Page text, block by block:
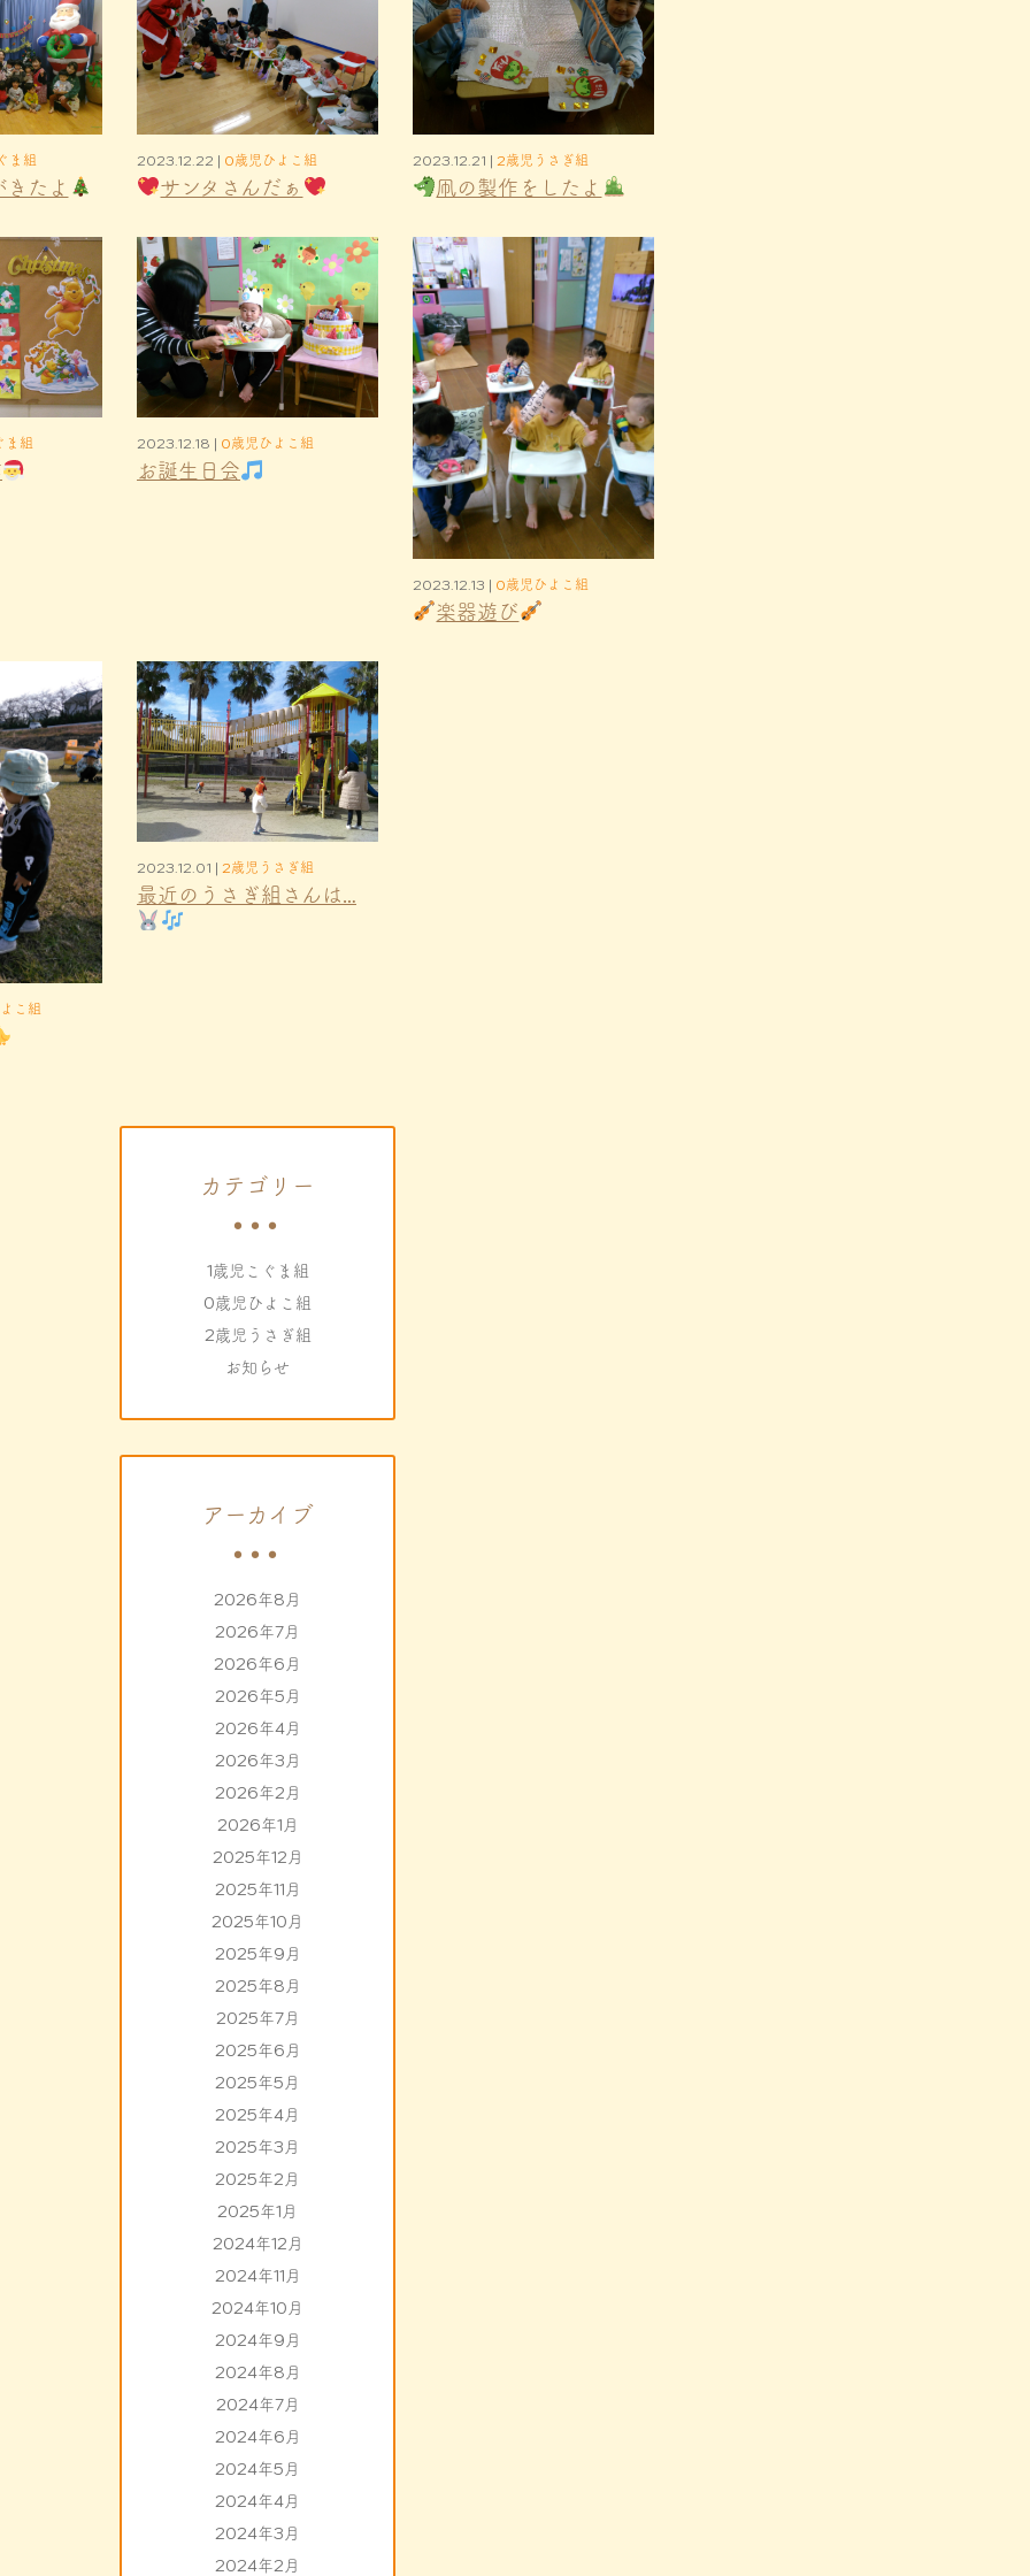
ま組
たよ
2023.12.22 | 0歳児ひよこ組
サンタさんだぁ
2023.12.21 | 2歳児うさぎ組
凧の製作をしたよ
ま組 2023.12.18 | 0歳児ひよこ組
お誕生日会
2023.12.13 | 0歳児ひよこ組
楽器遊び
こ組
2023.12.01 | 2歳児うさぎ組
最近のうさぎ組さんは…
カテゴリー
1歳児こぐま組
0歳児ひよこ組
2歳児うさぎ組
お知らせ
アーカイブ
2026年8月
2026年7月
2026年6月
2026年5月
2026年4月
2026年3月
2026年2月
2026年1月
2025年12月
2025年11月
2025年10月
2025年9月
2025年8月
2025年7月
2025年6月
2025年5月
2025年4月
2025年3月
2025年2月
2025年1月
2024年12月
2024年11月
2024年10月
2024年9月
2024年8月
2024年7月
2024年6月
2024年5月
2024年4月
2024年3月
2024年2月